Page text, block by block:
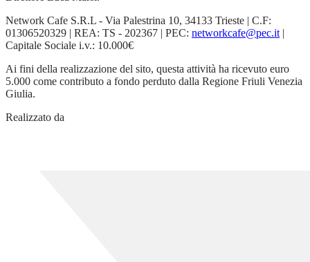
Network Cafe S.R.L - Via Palestrina 10, 34133 Trieste | C.F:
01306520329 | REA: TS - 202367 | PEC: networkcafe@pec.it |
Capitale Sociale i.v.: 10.000€
Ai fini della realizzazione del sito, questa attività ha ricevuto euro
5.000 come contributo a fondo perduto dalla Regione Friuli Venezia
Giulia.
Realizzato da